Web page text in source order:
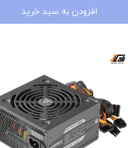
افزودن به سبد خرید